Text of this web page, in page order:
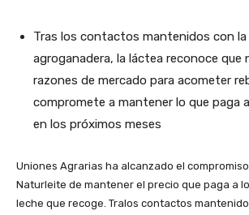
Tras los contactos mantenidos con
agroganadera, la láctea reconoce que
razones de mercado para acometer
compromete a mantener lo que paga
en los próximos meses
Uniones Agrarias ha alcanzado el
Naturleite de mantener el precio que paga a
leche que recoge. Tralos contactos